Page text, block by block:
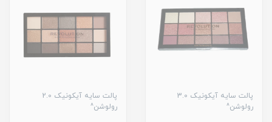
پالت سایه آیکونیک 3.0
رولوشن^
پالت سایه آیکونیک 2.0
رولوشن^